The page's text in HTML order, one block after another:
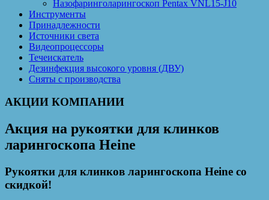
Назофаринголарингоскоп Pentax VNL15-J10
Инструменты
Принадлежности
Источники света
Видеопроцессоры
Течеискатель
Дезинфекция высокого уровня (ДВУ)
Сняты с производства
АКЦИИ КОМПАНИИ
Акция на рукоятки для клинков
ларингоскопа Heine
Рукоятки для клинков ларингоскопа Heine со
скидкой!